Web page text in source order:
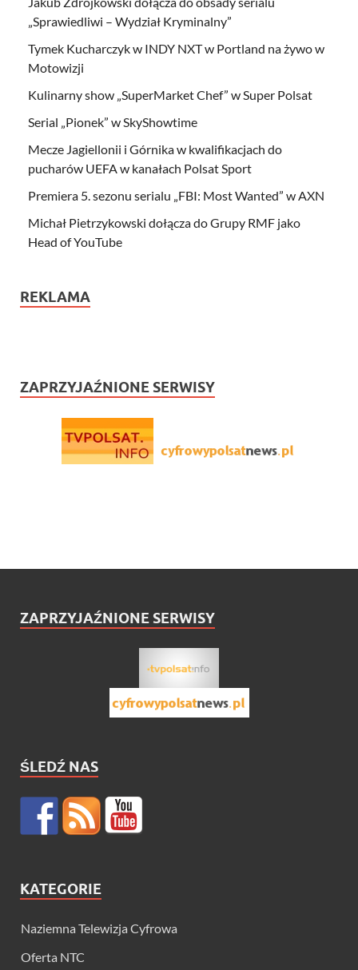
„Sprawiedliwi – Wydział Kryminalny”
Tymek Kucharczyk w INDY NXT w Portland na żywo w
Motowizji
Kulinarny show „SuperMarket Chef” w Super Polsat
Serial „Pionek” w SkyShowtime
Mecze Jagiellonii i Górnika w kwalifikacjach do
pucharów UEFA w kanałach Polsat Sport
Premiera 5. sezonu serialu „FBI: Most Wanted” w AXN
Michał Pietrzykowski dołącza do Grupy RMF jako
Head of YouTube
REKLAMA
ZAPRZYJAŹNIONE SERWISY
ZAPRZYJAŹNIONE SERWISY
ŚLEDŹ NAS
KATEGORIE
Naziemna Telewizja Cyfrowa
Oferta NTC